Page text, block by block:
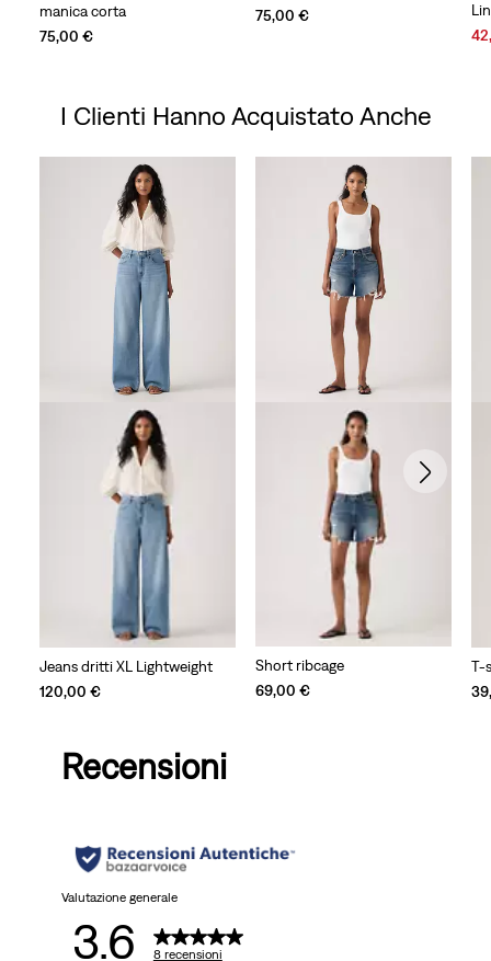
manica corta
75,00 €
75,00 €
I Clienti Hanno Acquistato Anche
Jeans dritti XL Lightweight
120,00 €
Short ribcage
69,00 €
T-
Recensioni
Valutazione generale
3.6 8 recensioni